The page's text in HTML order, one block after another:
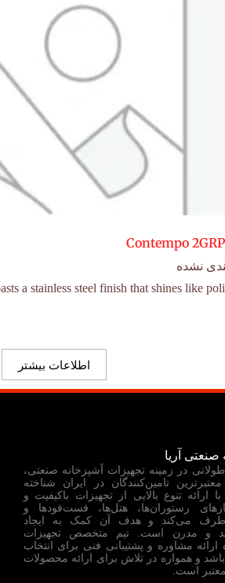
Contempo
نشده
a stainless steel finish that shines like
اطلاعات بیشتر
صنعتی آریا
طولانی در زمینه تجهیزات آشپزخانه صنعتی،
تامین‌کنندگان در ایران شناخته
ارائه تنوع بالایی از تجهیزات باکیفیت و
رستوران‌ها، هتل‌ها، فست‌فودها و
می‌کند و هدف آن کمک به ایجاد
و مدرن است. تیم متخصص تجهیزات
ارائه مشاوره و پشتیبانی فنی برای انتخاب
و همواره در تلاش برای ارائه محصولات
است.